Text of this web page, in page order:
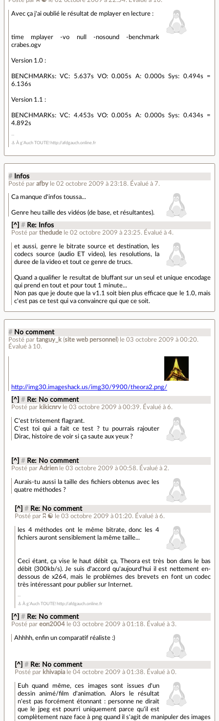
Avec ça j'ai oublié le résultat de mplayer en lecture :
time mplayer -vo null -nosound -benchmark
crabes.ogv
Version 1.0 :
BENCHMARKs: VC: 5.637s VO: 0.005s A: 0.000s Sys: 0.494s =
6.136s
Version 1.1 :
BENCHMARKs: VC: 4.453s VO: 0.005s A: 0.000s Sys: 0.434s =
4.892s
⚓ À g'Auch TOUTE! http://afdgauch.online.fr
# Infos
Posté par afby le 02 octobre 2009 à 23:18. Évalué à 7.
Ca manque d'infos toussa...
Genre heu taille des vidéos (de base, et résultantes).
[^] # Re: Infos
Posté parthedude le 02 octobre 2009 à 23:25. Évalué à4.
et aussi, genre le bitrate source et destination, les
codecs source (audio ET video), les resolutions, la
duree de la video et tout ce genre de trucs.
Quand a qualifier le resultat de bluffant sur un seul et unique encodage
qui prend en tout et pour tout 1 minute...
Non pas que je doute que la v1.1 soit bien plus efficace que le 1.0, mais
c'est pas ce test qui va convaincre qui que ce soit.
# No comment
Posté par tanguy_k (site web personnel ) le 03 octobre 2009 à 00:20.
Évalué à 10.
http://img30.imageshack.us/img30/9900/theora2.png/
[^] # Re: No comment
Posté par kikicnrv le 03 octobre 2009 à 00:39. Évalué à6.
C'est tristement flagrant.
C'est toi qui a fait ce test ? tu pourrais rajouter
Dirac, histoire de voir si ça saute aux yeux ?
[^] # Re: No comment
Posté parAdrien le 03 octobre 2009 à 00:58. Évalué à 2.
Aurais-tu aussi la taille des fichiers obtenus avec les
quatre méthodes ?
[^] # Re: No comment
Posté par ʭ ☯ le 03 octobre 2009 à 01:20. Évalué à 6.
les 4 méthodes ont le même bitrate, donc les 4
fichiers auront sensiblement la même taille...
Ceci étant, ça vise le haut débit ça, Theora est très bon dans le bas
débit (300kb/s). Je suis d'accord qu'aujourd'hui il est nettement en-
dessous de x264, mais le problèmes des brevets en font un codec
très intéressant pour publier sur Internet.
⚓ À g'Auch TOUTE! http://afdgauch.online.fr
[^] # Re: No comment
Posté pareon2004 le 03 octobre 2009 à 01:18. Évalué à 3.
Ahhhh, enfin un comparatif réaliste :)
[^] # Re: No comment
Posté par khivapia le 04 octobre 2009 à 01:38. Évalué à 0.
Euh quand même, ces images sont issues d'un
dessin animé/film d'animation. Alors le résultat
n'est pas forcément étonnant : personne ne dirait
que le jpeg est pourri uniquement parce qu'il est
complètement naze face à png quand il s'agit de manipuler des images